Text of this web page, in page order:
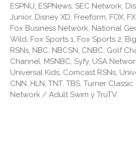
ESPNU, ESPNews, SEC Network,
Junior, Disney XD, Freeform, FOX,
Fox Business Network, National
Wild, Fox Sports 1, Fox Sports 2,
RSNs, NBC, NBCSN, CNBC, Golf
Channel, MSNBC, Syfy, USA
Universal Kids, Comcast RSNs,
CNN, HLN, TNT, TBS, Turner
Network / Adult Swim y TruTV.